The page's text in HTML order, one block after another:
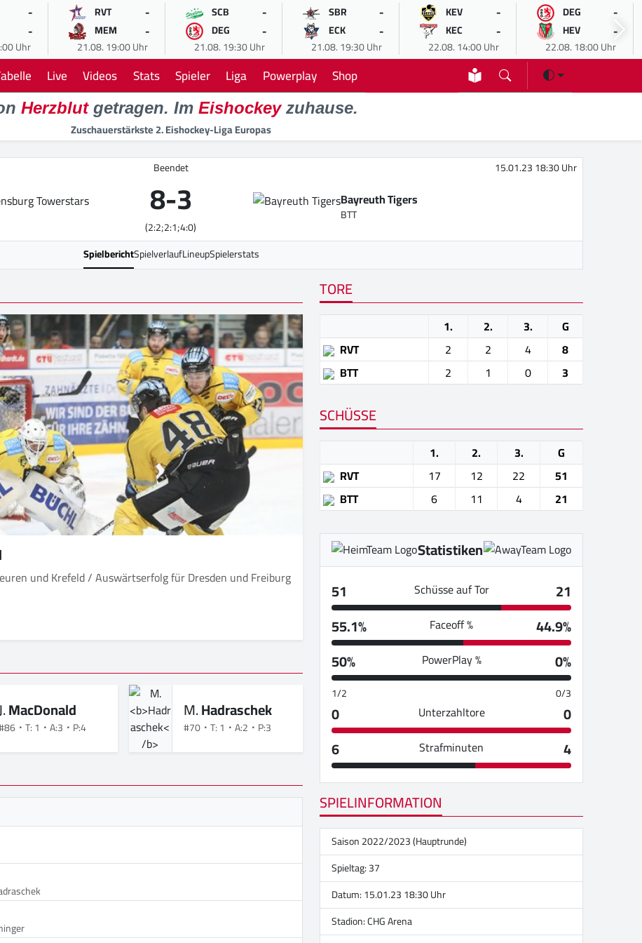
-
-
Uhr
RVT -
MEM -
21.08. 19:00 Uhr
SCB -
DEG -
21.08. 19:30 Uhr
SBR -
ECK -
21.08. 19:30 Uhr
KEV -
KEC -
22.08. 14:00 Uhr
DEG -
HEV -
22.08. 18:00 Uhr
Live Videos Stats Spieler Liga Powerplay Shop
Herzblutgetragen. Im Eishockeyzuhause.
Zuschauerstärkste 2. Eishockey-Liga Europas
Beendet 15.01.23 18:30 Uhr
8-3
(2:2;2:1;4:0)
Bayreuth Tigers
BTT
SpielberichtSpielverlaufLineupSpielerstats
und Krefeld / Auswärtserfolg für Dresden und Freiburg
MacDonald
T: 1 A:3 P:4
M.Hadraschek
#70 T: 1 A:2 P:3
TORE
1. 2. 3.
G
RVT
2 2 4
8
BTT
2 1 0 3
SCHÜSSE
1. 2. 3.
G
RVT
17 12 22
51
BTT
6 11 4 21
Statistiken
51
Schüsse auf Tor
21
55.1%
Faceoff %
44.9%
50%
PowerPlay % 0%
1/2 0/3
0 Unterzahltore
0
6
Strafminuten 4
SPIELINFORMATION
Saison 2022/2023 (Hauptrunde)
Spieltag: 37
Datum: 15.01.23 18:30 Uhr
Stadion:CHG Arena